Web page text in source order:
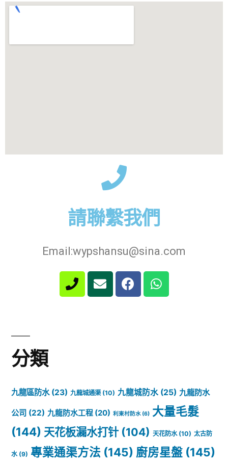
請聯繫我們
Email:wypshansu@sina.com
分類
九龍區防水(23) 九龍城通渠(10) 九龍城防水 (25) 九龍防水
公司 (22) 九龍防水工程 (20) 利東村防水 (6) 大量毛髮
(144) 天花板漏水打针(104) 天花防水(10) 太古防
水(9) 專業通渠方法 (145) 廚房星盤 (145)